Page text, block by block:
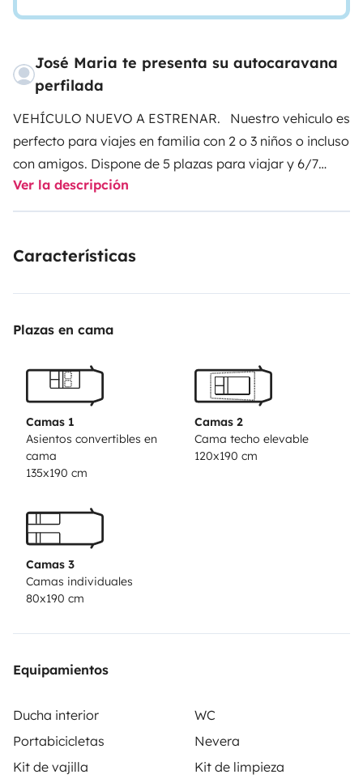
José Maria te presenta su autocaravana
perfilada
VEHÍCULO NUEVO A ESTRENAR. Nuestro vehiculo es
perfecto para viajes en familia con 2 o 3 niños o incluso
con amigos. Dispone de 5 plazas para viajar y 6/7
dormir.
vehículo automático es muy agradable de conducir.
funcional. Vehículo muy luminoso gracias a sus cinco
pensado para tu máxima comodidad.
accede desde dentro del vehículo permitirá llevarte
todo lo necesario para tus actividades al aire libre.
3Porta bicicletas
Frigorífico grande de 140l congelador independiente y
botellero.
Placa solar
2 televisiones de 21 pulgadas
Ver la descripción
Características
Plazas en cama
Camas 1
Asientos convertibles en
cama
135x190 cm
Camas 2
Cama techo elevable
120x190 cm
Camas 3
Camas individuales
80x190 cm
Equipamientos
Ducha interior
WC
Portabicicletas
Nevera
Kit de vajilla
Kit de limpieza